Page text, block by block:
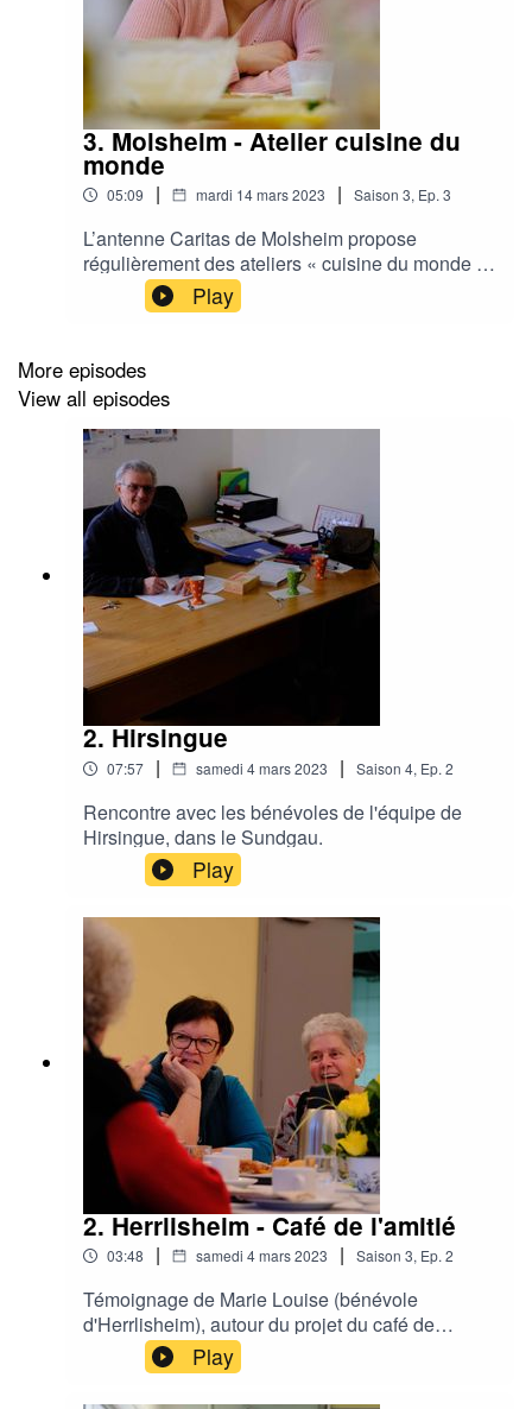
3. Molsheim - Atelier cuisine du
monde
05:09 | mardi 14 mars 2023 | Saison 3, Ep. 3
L’antenne Caritas de Molsheim propose
régulièrement des ateliers « cuisine du monde »,
animés par les personnes accompagnées.
Play
More episodes
View all episodes
2. Hirsingue
07:57 | samedi 4 mars 2023 | Saison 4, Ep. 2
Rencontre avec les bénévoles de l'équipe de
Hirsingue, dans le Sundgau.
Play
2. Herrlisheim - Café de l'amitié
03:48 | samedi 4 mars 2023 | Saison 3, Ep. 2
Témoignage de Marie Louise (bénévole
d'Herrlisheim), autour du projet du café de
l'amitié.
Play